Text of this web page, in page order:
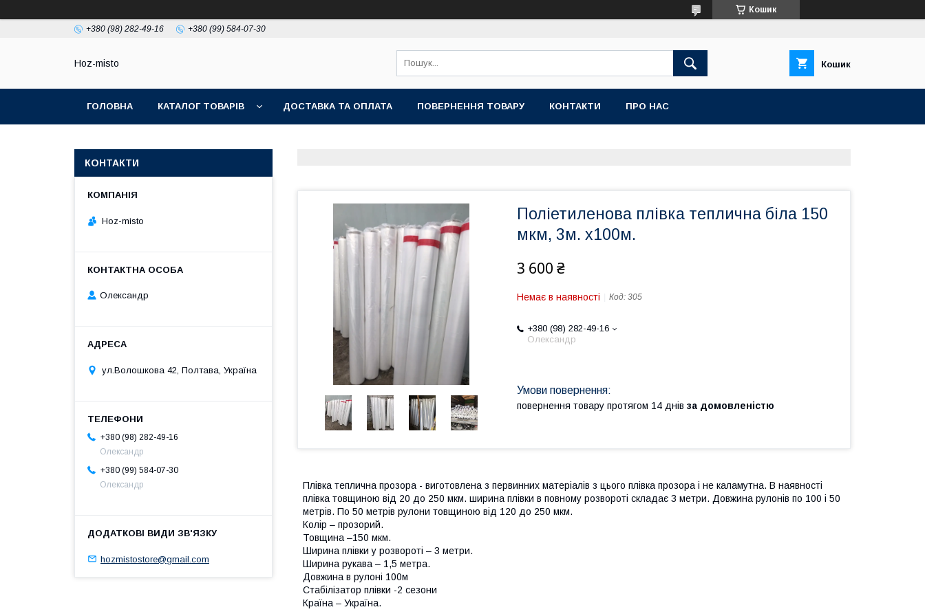
Кошик
+380 (98) 282-49-16 +380 (99) 584-07-30
Hoz-misto Кошик
ГОЛОВНА КАТАЛОГ ТОВАРІВ ДОСТАВКА ТА ОПЛАТА ПОВЕРНЕННЯ ТОВАРУ КОНТАКТИ ПРО НАС
Поліетиленова плівка теплична біла 150
мкм, 3м. х100м.
3 600 ₴
Немає в наявності Код: 305
+380 (98) 282-49-16
Олександр
повернення товару протягом 14 днів за домовленістю
Плівка теплична прозора - виготовлена ​​з первинних матеріалів з цього плівка прозора і не каламутна. В наявності
плівка товщиною від 20 до 250 мкм. ширина плівки в повному розвороті складає 3 метри. Довжина рулонів по 100 і 50
метрів. По 50 метрів рулони товщиною від 120 до 250 мкм.
Колір – прозорий.
Товщина –150 мкм.
Ширина плівки у розвороті – 3 метри.
Ширина рукава – 1,5 метра.
Довжина в рулоні 100м
Стабілізатор плівки -2 сезони
Країна – Україна.
КОНТАКТИ
Hoz-misto
Олександр
ул.Волошкова 42, Полтава, Україна
+380 (98) 282-49-16
Олександр
+380 (99) 584-07-30
Олександр
hozmistostore@gmail.com